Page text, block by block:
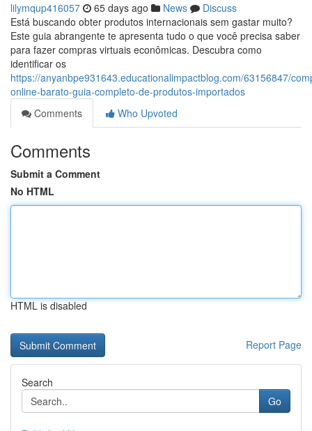
lilymqup416057 65 days ago News
Discuss
Está buscando obter produtos internacionais sem gastar muito?
Este guia abrangente te apresenta tudo o que você precisa saber
para fazer compras virtuais econômicas. Descubra como
identificar os
https://anyanbpe931643.educationalimpactblog.com/63156847/
online-barato-guia-completo-de-produtos-importados
Comments
Who Upvoted
Comments
Submit a Comment
No HTML
HTML is disabled
Report Page
Search
Go